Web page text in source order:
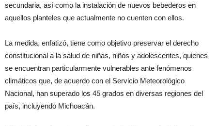
secundaria, así como la instalación de nuevos bebederos en
aquellos planteles que actualmente no cuenten con ellos.
La medida, enfatizó, tiene como objetivo preservar el derecho
constitucional a la salud de niñas, niños y adolescentes, quienes
se encuentran particularmente vulnerables ante fenómenos
climáticos que, de acuerdo con el Servicio Meteorológico
Nacional, han superado los 45 grados en diversas regiones del
país, incluyendo Michoacán.